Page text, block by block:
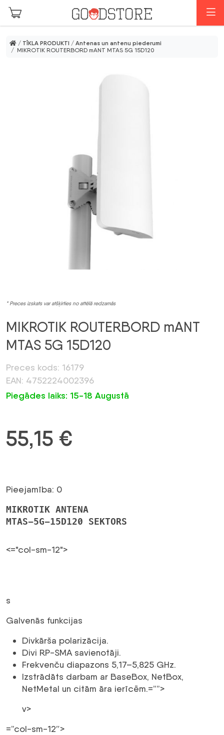
Skip to main content
/ TĪKLA PRODUKTI / Antenas un antenu piederumi
/ MIKROTIK ROUTERBORD mANT MTAS 5G 15D120
* Preces izskats var atšķirties no attēlā redzamās
MIKROTIK ROUTERBORD mANT
MTAS 5G 15D120
Preces kods: 16179
EAN: 4752224002396
Piegādes laiks: 15-18 Augustā
55,15 €
Pieejamība: 0
MIKROTIK ANTENA
MTAS-5G-15D120 SEKTORS
<="col-sm-12">
s
Galvenās funkcijas
Divkārša polarizācija.
Divi RP-SMA savienotāji.
Frekvenču diapazons 5,17–5,825 GHz.
Izstrādāts darbam ar BaseBox, NetBox,
NetMetal un citām āra ierīcēm.=””>
v>
=”col-sm-12″>